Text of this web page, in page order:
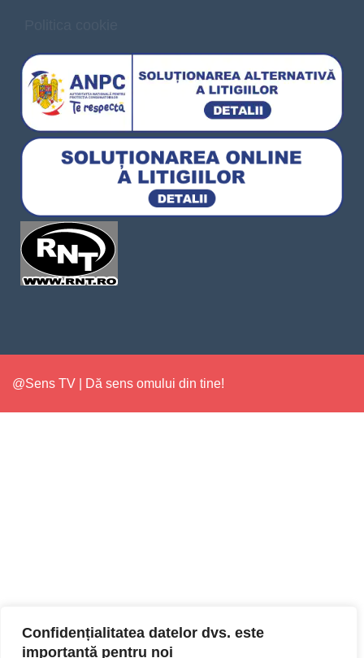
Confidențialitatea datelor dvs. este
importantă pentru noi
@Sens TV | Dă sens omului din tine!